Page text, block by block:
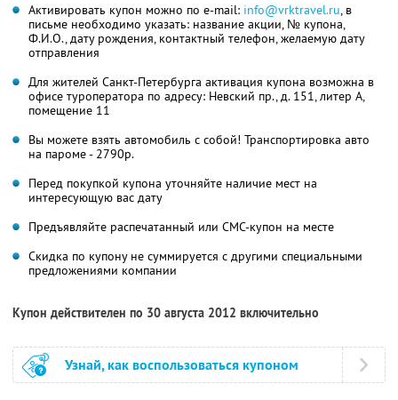
Активировать купон можно по e-mail: info@vrktravel.ru, в
письме необходимо указать: название акции, № купона,
Ф.И.О., дату рождения, контактный телефон, желаемую дату
отправления
Для жителей Санкт-Петербурга активация купона возможна в
офисе туроператора по адресу: Невский пр., д. 151, литер А,
помещение 11
Вы можете взять автомобиль с собой! Транспортировка авто
на пароме - 2790р.
Перед покупкой купона уточняйте наличие мест на
интересующую вас дату
Предъявляйте распечатанный или СМС-купон на месте
Скидка по купону не суммируется с другими специальными
предложениями компании
Купон действителен по 30 августа 2012 включительно
Узнай, как воспользоваться купоном